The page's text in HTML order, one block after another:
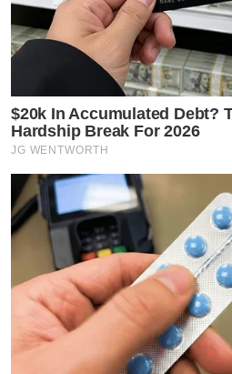
$20k In Accumulated Debt?
Hardship Break For 2026
JG WENTWORTH